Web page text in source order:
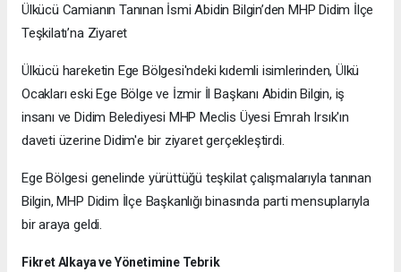
Ülkücü Camianın Tanınan İsmi Abidin Bilgin’den MHP Didim İlçe
Teşkilatı’na Ziyaret
Ülkücü hareketin Ege Bölgesi'ndeki kıdemli isimlerinden, Ülkü
Ocakları eski Ege Bölge ve İzmir İl Başkanı Abidin Bilgin, iş
insanı ve Didim Belediyesi MHP Meclis Üyesi Emrah Irsık'ın
daveti üzerine Didim'e bir ziyaret gerçekleştirdi.
Ege Bölgesi genelinde yürüttüğü teşkilat çalışmalarıyla tanınan
Bilgin, MHP Didim İlçe Başkanlığı binasında parti mensuplarıyla
bir araya geldi.
Fikret Alkaya ve Yönetimine Tebrik